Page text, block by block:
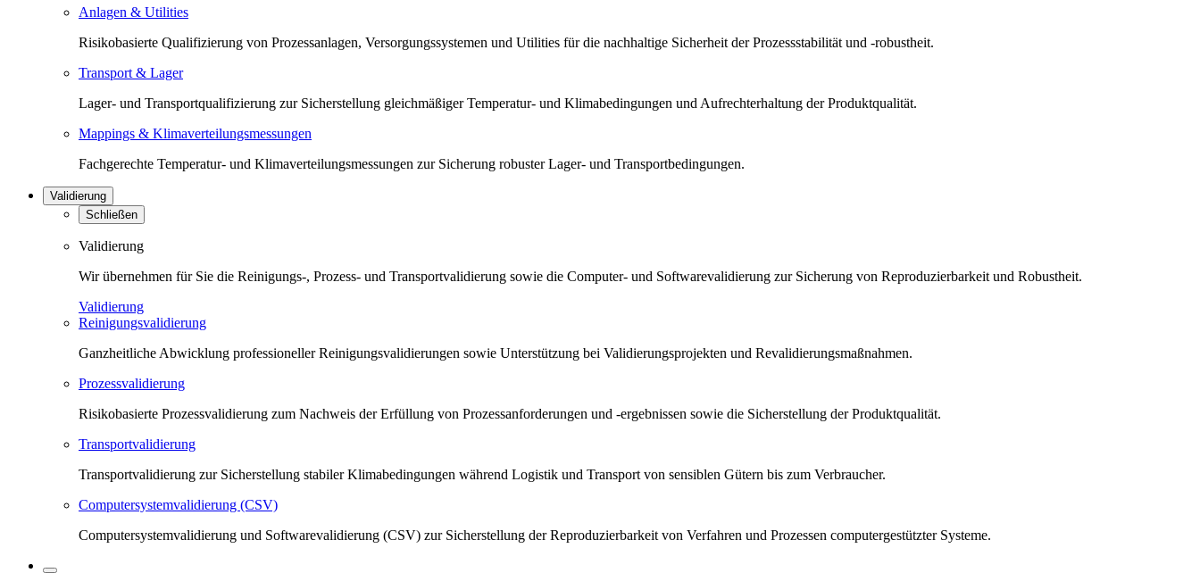
Anlagen & Utilities
Risikobasierte Qualifizierung von Prozessanlagen, Versorgungssystemen und Utilities für die nachhaltige Sicherheit der Prozessstabilität und -robustheit.
Transport & Lager
Lager- und Transportqualifizierung zur Sicherstellung gleichmäßiger Temperatur- und Klimabedingungen und Aufrechterhaltung der Produktqualität.
Mappings & Klimaverteilungsmessungen
Fachgerechte Temperatur- und Klimaverteilungsmessungen zur Sicherung robuster Lager- und Transportbedingungen.
Validierung
Schließen
Validierung
Wir übernehmen für Sie die Reinigungs-, Prozess- und Transportvalidierung sowie die Computer- und Softwarevalidierung zur Sicherung von Reproduzierbarkeit und Robustheit.
Validierung
Reinigungsvalidierung
Ganzheitliche Abwicklung professioneller Reinigungsvalidierungen sowie Unterstützung bei Validierungsprojekten und Revalidierungsmaßnahmen.
Prozessvalidierung
Risikobasierte Prozessvalidierung zum Nachweis der Erfüllung von Prozessanforderungen und -ergebnissen sowie die Sicherstellung der Produktqualität.
Transportvalidierung
Transportvalidierung zur Sicherstellung stabiler Klimabedingungen während Logistik und Transport von sensiblen Gütern bis zum Verbraucher.
Computersystemvalidierung (CSV)
Computersystemvalidierung und Softwarevalidierung (CSV) zur Sicherstellung der Reproduzierbarkeit von Verfahren und Prozessen computergestützter Systeme.